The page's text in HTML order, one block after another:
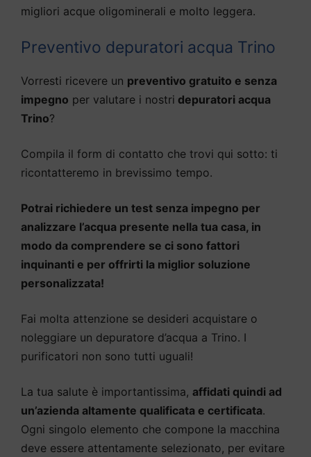
migliori acque oligominerali e molto leggera.
Preventivo depuratori acqua Trino
Vorresti ricevere un preventivo gratuito e senza
impegno per valutare i nostri depuratori acqua
Trino?
Compila il form di contatto che trovi qui sotto: ti
ricontatteremo in brevissimo tempo.
Potrai richiedere un test senza impegno per
analizzare l’acqua presente nella tua casa, in
modo da comprendere se ci sono fattori
inquinanti e per offrirti la miglior soluzione
personalizzata!
Fai molta attenzione se desideri acquistare o
noleggiare un depuratore d’acqua a Trino. I
purificatori non sono tutti uguali!
La tua salute è importantissima, affidati quindi ad
un’azienda altamente qualificata e certificata.
Ogni singolo elemento che compone la macchina
deve essere attentamente selezionato, per evitare